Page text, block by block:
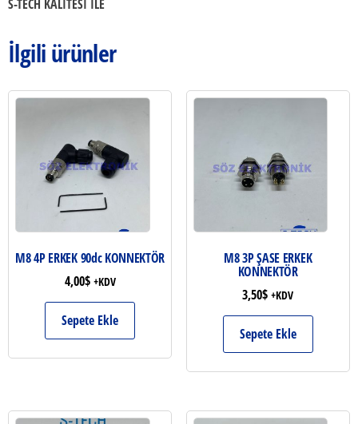
S-TECH KALİTESİ İLE
İlgili ürünler
M8 4P ERKEK 90dc KONNEKTÖR
4,00$ +KDV
Sepete Ekle
M8 3P ŞASE ERKEK
KONNEKTÖR
3,50$ +KDV
Sepete Ekle